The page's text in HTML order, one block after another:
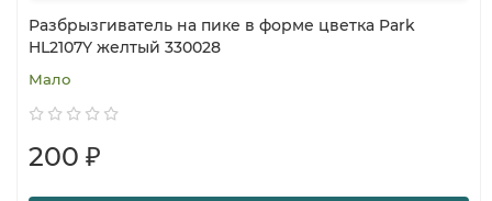
Разбрызгиватель на пике в форме цветка Park
HL2107Y желтый 330028
Мало
200 ₽